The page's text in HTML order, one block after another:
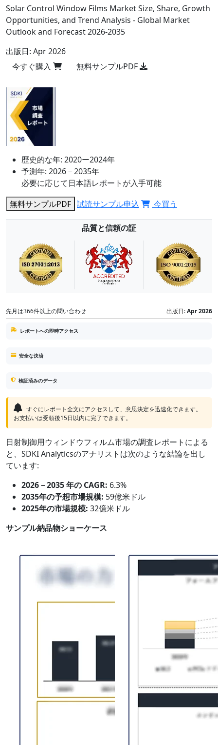
Solar Control Window Films Market Size, Share, Growth
Opportunities, and Trend Analysis - Global Market
Outlook and Forecast 2026-2035
出版日: Apr 2026
今すぐ購入
無料サンプルPDF
歴史的な年: 2020ー2024年
予測年: 2026－2035年
必要に応じて日本語レポートが入手可能
無料サンプルPDF 試読サンプル申込 今買う
品質と信頼の証
先月は366件以上の問い合わせ 出版日:Apr 2026
レポートへの即時アクセス
安全な決済
検証済みのデータ
すぐにレポート全文にアクセスして、意思決定を迅速化できます。
お支払いは受領後15日以内に完了できます。
日射制御用ウィンドウフィルム市場の調査レポートによる
と、SDKI Analyticsのアナリストは次のような結論を出し
ています:
2026－2035 年の CAGR: 6.3%
2035年の予想市場規模: 59億米ドル
2025年の市場規模: 32億米ドル
サンプル納品物ショーケース